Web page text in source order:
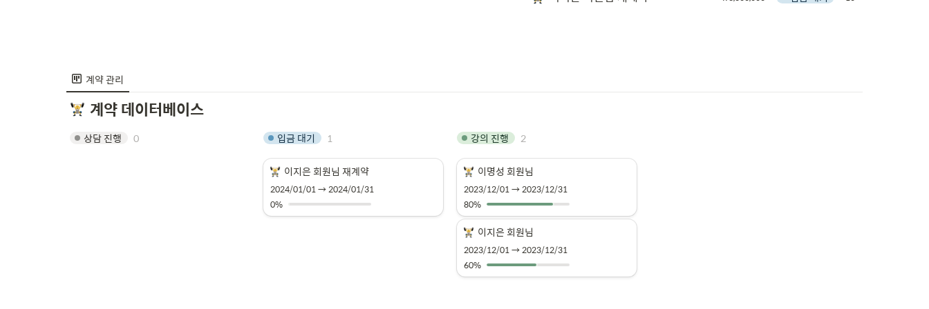
계약 관리
계약 데이터베이스
상담 진행 0 입금 대기 1 강의 진행 2
이지은 회원님 재계약
2024/01/01 → 2024/01/31
0%
이명성 회원님
2023/12/01 → 2023/12/31
80%
이지은 회원님
2023/12/01 → 2023/12/31
60%